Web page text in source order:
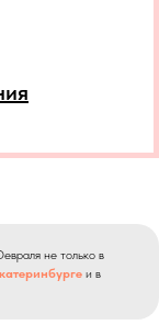
не только в
и в